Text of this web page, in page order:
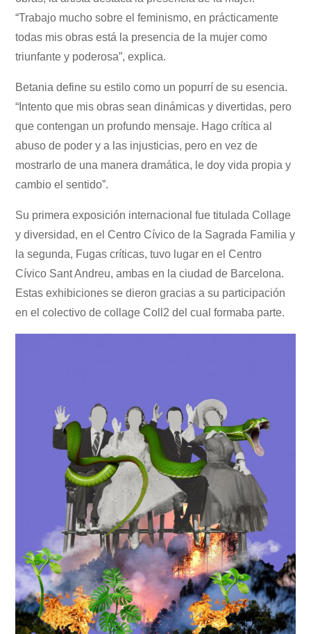
“Trabajo mucho sobre el feminismo, en prácticamente
todas mis obras está la presencia de la mujer como
triunfante y poderosa”, explica.
Betania define su estilo como un popurrí de su esencia.
“Intento que mis obras sean dinámicas y divertidas, pero
que contengan un profundo mensaje. Hago crítica al
abuso de poder y a las injusticias, pero en vez de
mostrarlo de una manera dramática, le doy vida propia y
cambio el sentido”.
Su primera exposición internacional fue titulada Collage
y diversidad, en el Centro Cívico de la Sagrada Familia y
la segunda, Fugas críticas, tuvo lugar en el Centro
Cívico Sant Andreu, ambas en la ciudad de Barcelona.
Estas exhibiciones se dieron gracias a su participación
en el colectivo de collage Coll2 del cual formaba parte.